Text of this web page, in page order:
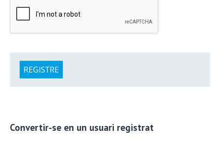
REGISTRE
Convertir-se en un usuari registrat